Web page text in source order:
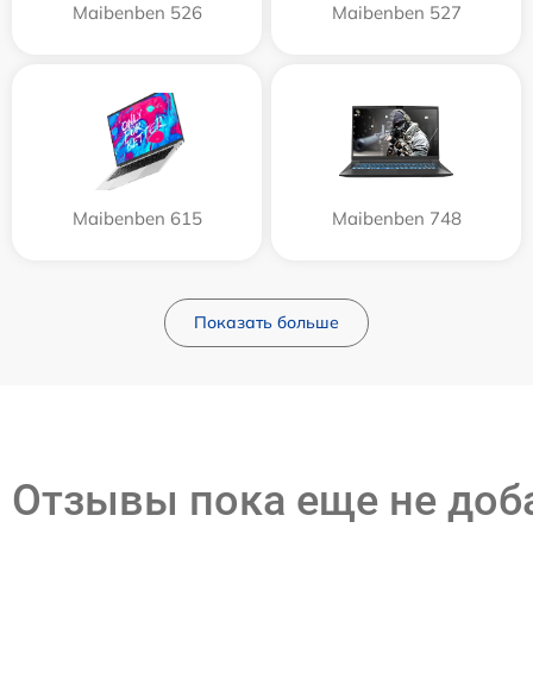
Maibenben 526 Maibenben 527
Maibenben 615 Maibenben 748
Показать больше
Отзывы пока еще не